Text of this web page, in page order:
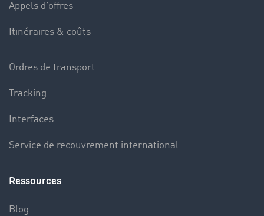
Appels d’offres
Itinéraires & coûts
Ordres de transport
Tracking
Interfaces
Service de recouvrement international
Ressources
Blog